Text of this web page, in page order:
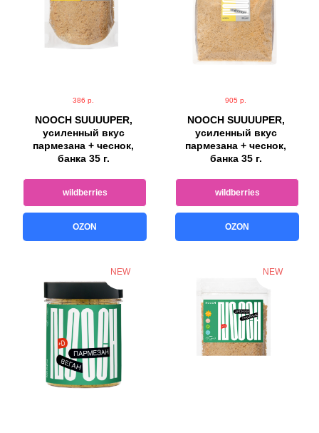
386 р.
NOOCH SUUUUPER,
усиленный вкус
пармезана + чеснок,
банка 35 г.
wildberries
OZON
905 р.
NOOCH SUUUUPER,
усиленный вкус
пармезана + чеснок,
банка 35 г.
wildberries
OZON
NEW NEW